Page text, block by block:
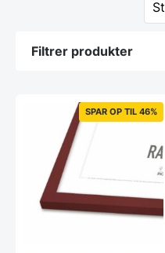
Filtrer produkter
SPAR OP TIL 46%